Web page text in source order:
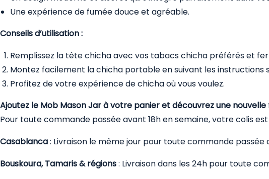
Une expérience de fumée douce et agréable.
Conseils d’utilisation :
Remplissez la tête chichaavec vos tabacs chicha préférés et
Montez facilement la chicha portable en suivant les instructions
Profitez de votre expérience dechichaoù vous voulez.
Ajoutez le Mob Mason Jar à votre panier et découvrez une
Pour toute commande passée avant 18h en semaine, votre colis
Casablanca: Livraison le même jour pour toute commande passée
Bouskoura, Tamaris & régions: Livraison dans les 24h pour toute